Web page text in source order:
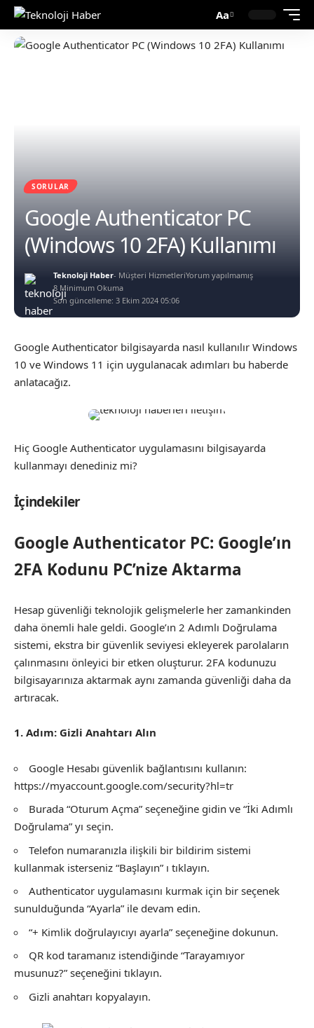
Aa
SORULAR
Google Authenticator PC
(Windows 10 2FA) Kullanımı
Son güncelleme: 3 Ekim 2024 05:06
Teknoloji Haber- Müşteri HizmetleriYorum yapılmamış
8 Minimum Okuma
Google Authenticator bilgisayarda nasıl kullanılır Windows
10 ve Windows 11 için uygulanacak adımları bu haberde
anlatacağız.
Hiç Google Authenticator uygulamasını bilgisayarda
kullanmayı denediniz mi?
İçindekiler
Google Authenticator PC: Google’ın
2FA Kodunu PC’nize Aktarma
Hesap güvenliği teknolojik gelişmelerle her zamankinden
daha önemli hale geldi. Google’ın 2 Adımlı Doğrulama
sistemi, ekstra bir güvenlik seviyesi ekleyerek parolaların
çalınmasını önleyici bir etken oluşturur. 2FA kodunuzu
bilgisayarınıza aktarmak aynı zamanda güvenliği daha da
artıracak.
1. Adım: Gizli Anahtarı Alın
Google Hesabı güvenlik bağlantısını kullanın:
https://myaccount.google.com/security?hl=tr
Burada “Oturum Açma” seçeneğine gidin ve “İki Adımlı
Doğrulama” yı seçin.
Telefon numaranızla ilişkili bir bildirim sistemi
kullanmak isterseniz “Başlayın” ı tıklayın.
Authenticator uygulamasını kurmak için bir seçenek
sunulduğunda “Ayarla” ile devam edin.
“+ Kimlik doğrulayıcıyı ayarla” seçeneğine dokunun.
QR kod taramanız istendiğinde “Tarayamıyor
musunuz?” seçeneğini tıklayın.
Gizli anahtarı kopyalayın.